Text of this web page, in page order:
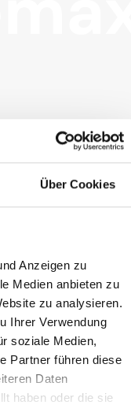
Über Cookies
Anzeigen zu
Medien anbieten zu
zu analysieren.
Ihrer Verwendung
soziale Medien,
Partner führen diese
Daten
haben oder die sie